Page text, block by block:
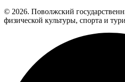
© 2026. Поволжский
физической культуры, спорта и